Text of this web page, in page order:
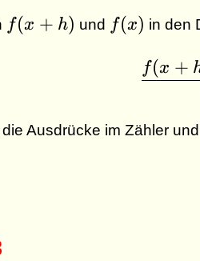
f(x
+
f(x + h) und f(x)
f(x) in den
f(x +
Ausdrücke im Zähler